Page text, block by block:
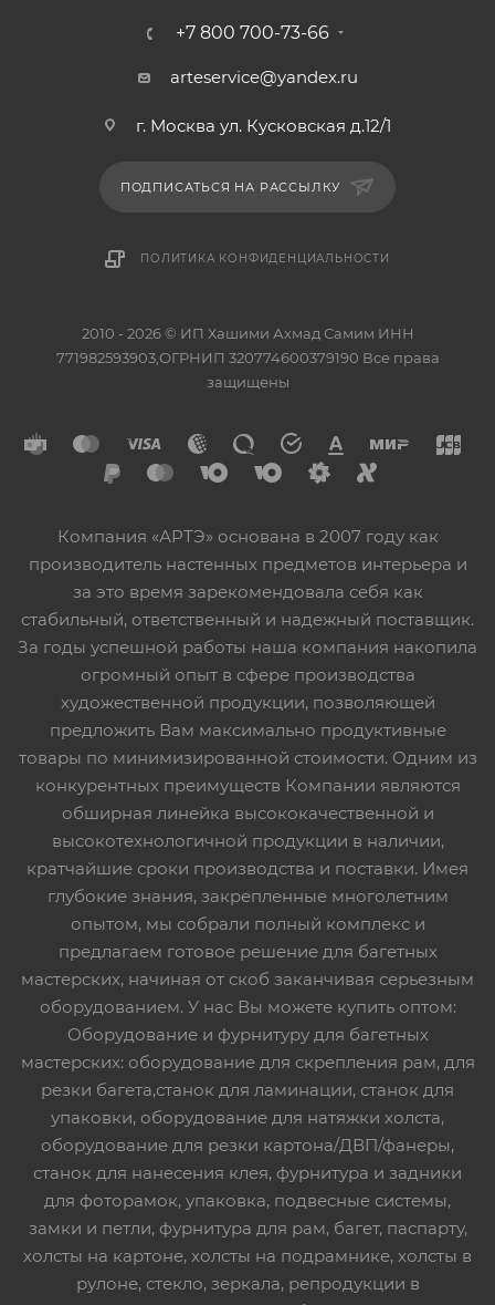
+7 800 700-73-66
arteservice@yandex.ru
г. Москва ул. Кусковская д.12/1
ПОДПИСАТЬСЯ НА РАССЫЛКУ
ПОЛИТИКА КОНФИДЕНЦИАЛЬНОСТИ
2010 - 2026 © ИП Хашими Ахмад Самим ИНН
771982593903,ОГРНИП 320774600379190 Все права
защищены
Компания «АРТЭ» основана в 2007 году как
производитель настенных предметов интерьера и
за это время зарекомендовала себя как
стабильный, ответственный и надежный поставщик.
За годы успешной работы наша компания накопила
огромный опыт в сфере производства
художественной продукции, позволяющей
предложить Вам максимально продуктивные
товары по минимизированной стоимости. Одним из
конкурентных преимуществ Компании являются
обширная линейка высококачественной и
высокотехнологичной продукции в наличии,
кратчайшие сроки производства и поставки. Имея
глубокие знания, закрепленные многолетним
опытом, мы собрали полный комплекс и
предлагаем готовое решение для багетных
мастерских, начиная от скоб заканчивая серьезным
оборудованием. У нас Вы можете купить оптом:
Оборудование и фурнитуру для багетных
мастерских: оборудование для скрепления рам, для
резки багета,станок для ламинации, станок для
упаковки, оборудование для натяжки холста,
оборудование для резки картона/ДВП/фанеры,
станок для нанесения клея, фурнитура и задники
для фоторамок, упаковка, подвесные системы,
замки и петли, фурнитура для рам, багет, паспарту,
холсты на картоне, холсты на подрамнике, холсты в
рулоне, стекло, зеркала, репродукции в